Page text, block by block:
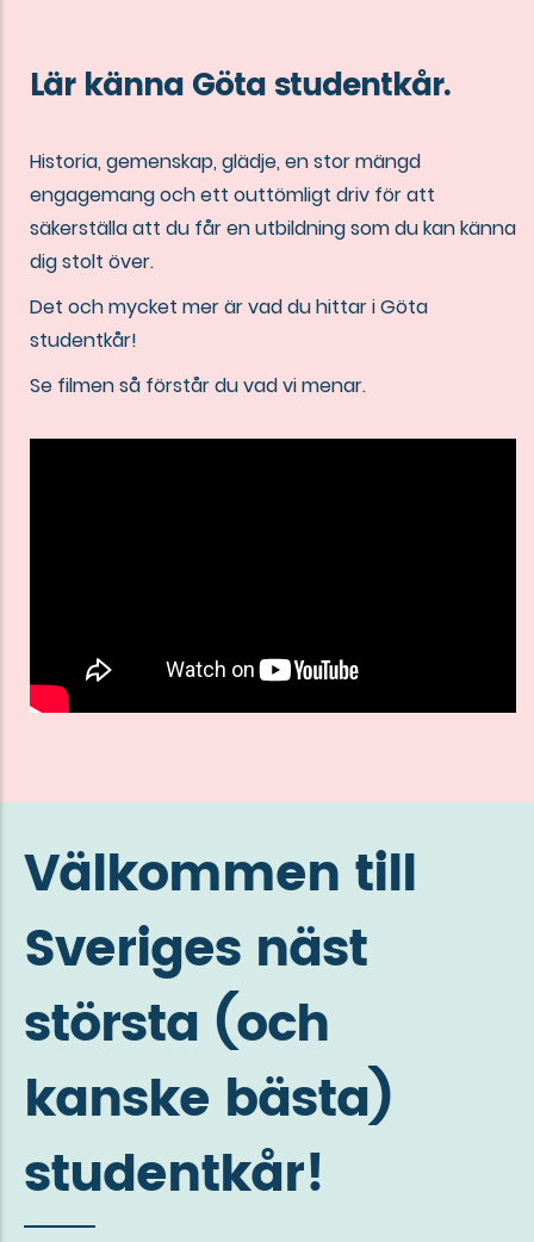
Lär känna Göta studentkår.
Historia, gemenskap, glädje, en stor mängd
engagemang och ett outtömligt driv för att
säkerställa att du får en utbildning som du kan känna
dig stolt över.
Det och mycket mer är vad du hittar i Göta
studentkår!
Se filmen så förstår du vad vi menar.
Välkommen till
Sveriges näst
största (och
kanske bästa)
studentkår!